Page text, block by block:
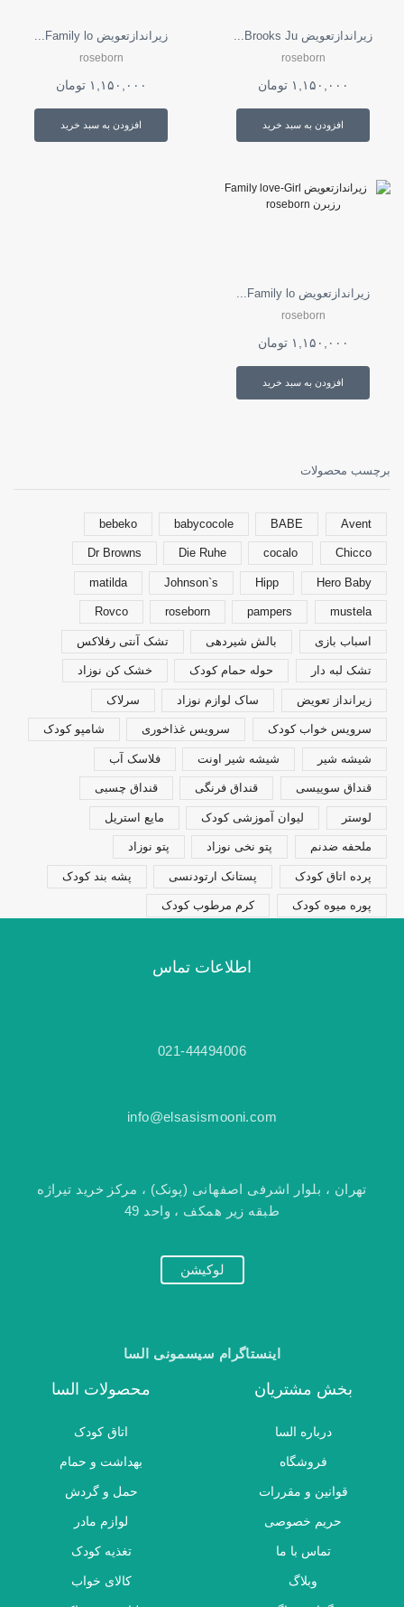
صفحه
زیراندازتعویض Brooks Ju...
roseborn
۱,۱۵۰,۰۰۰ تومان
افزودن به سبد خرید
زیراندازتعویض Family lo...
roseborn
۱,۱۵۰,۰۰۰ تومان
افزودن به سبد خرید
زیراندازتعویض Family lo...
roseborn
۱,۱۵۰,۰۰۰ تومان
افزودن به سبد خرید
برچسب محصولات
Avent
BABE
babycocole
bebeko
Chicco
cocalo
Die Ruhe
Dr Browns
Hero Baby
Hipp
Johnson`s
matilda
mustela
pampers
roseborn
Rovco
اسباب بازی بالش شیردهی تشک آنتی رفلاکس
تشک لبه دار حوله حمام کودک خشک کن نوزاد
زیرانداز تعویض ساک لوازم نوزاد سرلاک
سرویس خواب کودک سرویس غذاخوری شامپو کودک
شیشه شیر شیشه شیر اونت فلاسک آب
قنداق سوییسی قنداق فرنگی قنداق چسبی
لوستر لیوان آموزشی کودک مایع استریل
ملحفه ضدنم پتو نخی نوزاد پتو نوزاد
پرده اتاق کودک پستانک ارتودنسی پشه بند کودک
پوره میوه کودک کرم مرطوب کودک
اطلاعات تماس
021-44494006
info@elsasismooni.com
تهران ، بلوار اشرفی اصفهانی (پونک) ، مرکز خرید تیراژه
طبقه زیر همکف ، واحد 49
لوکیشن
اینستاگرام سیسمونی السا
بخش مشتریان
درباره السا
فروشگاه
قوانین و مقررات
حریم خصوصی
تماس با ما
وبلاگ
محصولات السا
اتاق کودک
بهداشت و حمام
حمل و گردش
لوازم مادر
تغذیه کودک
کالای خواب